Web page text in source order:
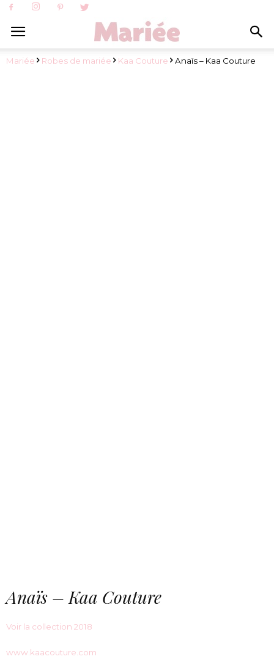
Mariée Robes de mariée Kaa Couture Anaïs – Kaa Couture
Anaïs – Kaa Couture
Voir la collection 2018
www.kaacouture.com